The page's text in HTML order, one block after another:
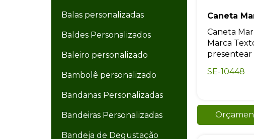
Balas personalizadas
Baldes Personalizados
Baleiro personalizado
Bambolê personalizado
Bandanas Personalizadas
Bandeiras Personalizadas
Bandeja de Degustação
Caneta
Caneta
Marca
presentear
SE-10448